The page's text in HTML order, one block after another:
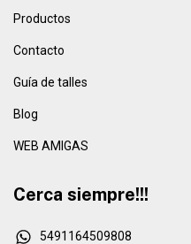
Productos
Contacto
Guía de talles
Blog
WEB AMIGAS
Cerca siempre!!!
5491164509808